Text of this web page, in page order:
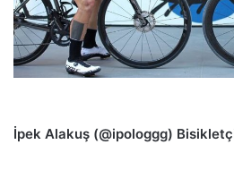
g
ö
n
d
m
İpek Alakuş (@ipologgg)